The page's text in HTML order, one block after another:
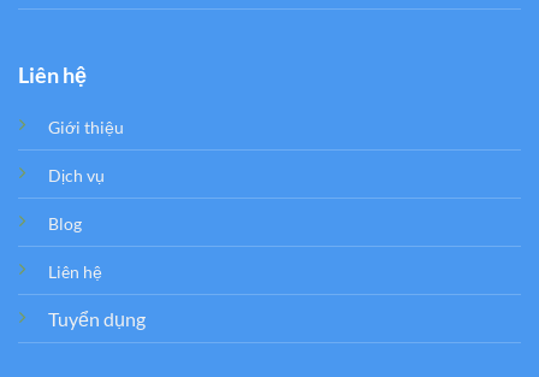
Liên hệ
Giới thiệu
Dịch vụ
Blog
Liên hệ
Tuyển dụng